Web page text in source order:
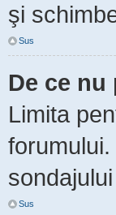
şi
Sus
De ce
Limita
Sus